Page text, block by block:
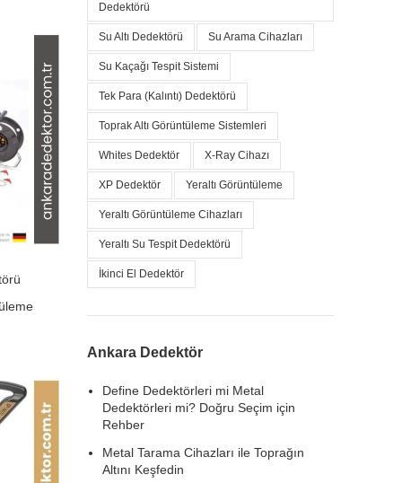
Dedektörü
Su Altı Dedektörü Su Arama Cihazları
Su Kaçağı Tespit Sistemi
Tek Para (Kalıntı) Dedektörü
Toprak Altı Görüntüleme Sistemleri
Whites Dedektör X-Ray Cihazı
XP Dedektör Yeraltı Görüntüleme
Yeraltı Görüntüleme Cihazları
Yeraltı Su Tespit Dedektörü
İkinci El Dedektör
Ankara Dedektör
Define Dedektörleri mi Metal
Dedektörleri mi? Doğru Seçim için
Rehber
Metal Tarama Cihazları ile Toprağın
Altını Keşfedin